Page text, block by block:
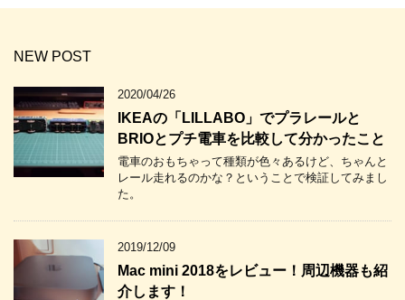
NEW POST
2020/04/26
IKEAの「LILLABO」でプラレールと
BRIOとプチ電車を比較して分かったこと
電車のおもちゃって種類が色々あるけど、ちゃんと
レール走れるのかな？ということで検証してみまし
た。
2019/12/09
Mac mini 2018をレビュー！周辺機器も紹
介します！